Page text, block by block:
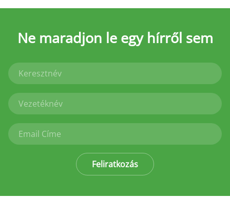
Ne maradjon le egy hírről sem
Feliratkozás